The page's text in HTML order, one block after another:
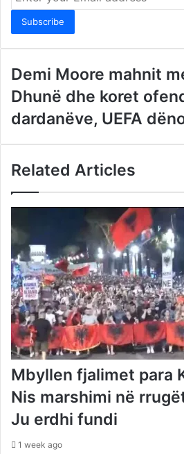
Email
address
Demi Moore mahnit
Dhunë dhe koret
dardanëve, UEFA
Related Articles
Mbyllen fjalimet para
Nis marshimi në
Ju erdhi fundi
1 week ago